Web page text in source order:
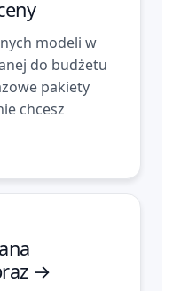
modeli w
do budżetu
pakiety
chcesz
→